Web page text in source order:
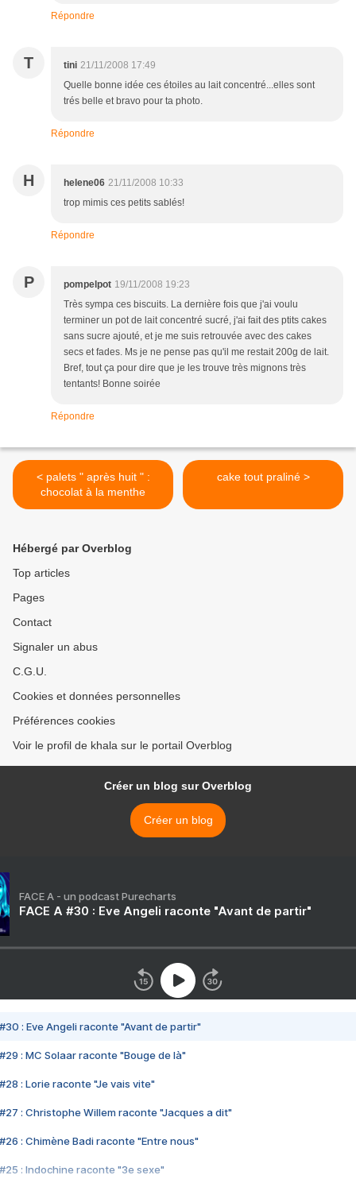
Répondre
T tini 21/11/2008 17:49
Quelle bonne idée ces étoiles au lait concentré...elles sont
trés belle et bravo pour ta photo.
Répondre
H helene06 21/11/2008 10:33
trop mimis ces petits sablés!
Répondre
P pompelpot 19/11/2008 19:23
Très sympa ces biscuits. La dernière fois que j'ai voulu
terminer un pot de lait concentré sucré, j'ai fait des ptits cakes
sans sucre ajouté, et je me suis retrouvée avec des cakes
secs et fades. Ms je ne pense pas qu'il me restait 200g de lait.
Bref, tout ça pour dire que je les trouve très mignons très
tentants! Bonne soirée
Répondre
< palets " après huit " :
chocolat à la menthe
cake tout praliné >
Hébergé par Overblog
Top articles
Pages
Contact
Signaler un abus
C.G.U.
Cookies et données personnelles
Préférences cookies
Voir le profil de khala sur le portail Overblog
Créer un blog sur Overblog
Créer un blog
FACE A - un podcast Purecharts
FACE A #30 : Eve Angeli raconte "Avant de partir"
#30 : Eve Angeli raconte "Avant de partir"
#29 : MC Solaar raconte "Bouge de là"
#28 : Lorie raconte "Je vais vite"
#27 : Christophe Willem raconte "Jacques a dit"
#26 : Chimène Badi raconte "Entre nous"
#25 : Indochine raconte "3e sexe"